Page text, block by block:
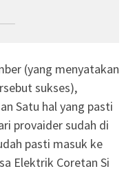
(yang menyatakan
sukses),
Satu hal yang pasti
provaider sudah di
pasti masuk ke
Elektrik Coretan Si